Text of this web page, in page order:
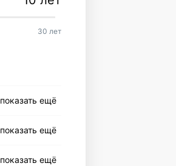
30 лет
показать ещё
показать ещё
показать ещё